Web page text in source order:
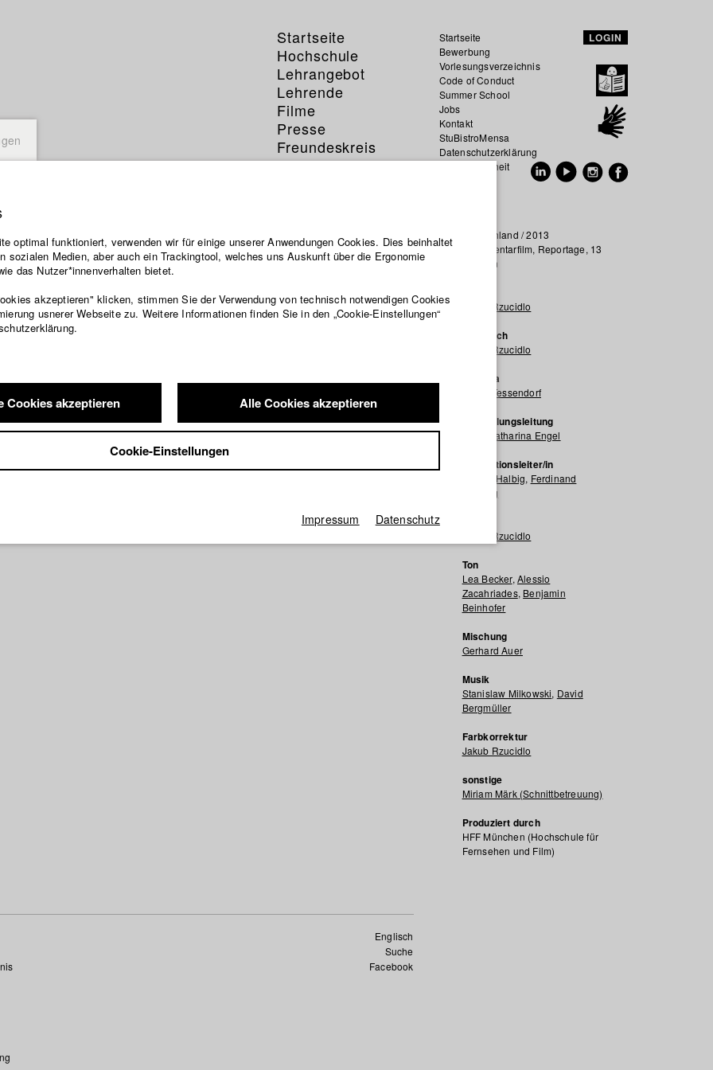
Startseite
Hochschule
Lehrangebot
Lehrende
Filme
Presse
Freundeskreis
Service
Startseite
Bewerbung
Vorlesungsverzeichnis
Code of Conduct
Summer School
Jobs
Kontakt
StuBistroMensa
Datenschutzerklärung
Datensicherheit
LOGIN
Musiker aus drei verschiedenen Genres aufeinander treffen und in einer
schreiben?
Deutschland / 2013
Dokumentarfilm, Reportage, 13
Minuten
Jakub Rzucidlo
Drehbuch
Jakub Rzucidlo
Kamera
Moritz Tessendorf
Herstellungsleitung
Anna Katharina Engel
Produktionsleiter/in
Fabian Halbig, Ferdinand
Freising
Jakub Rzucidlo
Ton
Lea Becker, Alessio
Zacahriades, Benjamin
Beinhofer
Mischung
Gerhard Auer
Musik
Stanislaw Milkowski, David
Bergmüller
Farbkorrektur
Jakub Rzucidlo
sonstige
Miriam Märk (Schnittbetreuung)
Produziert durch
HFF München (Hochschule für
Fernsehen und Film)
Englisch
Suche
Facebook
optimal funktioniert, verwenden wir für einige unserer Anwendungen Cookies. Dies beinhaltet
sozialen Medien, aber auch ein Trackingtool, welches uns Auskunft über die Ergonomie
das Nutzer*innenverhalten bietet.
akzeptieren" klicken, stimmen Sie der Verwendung von technisch notwendigen Cookies
usnerer Webseite zu. Weitere Informationen finden Sie in den „Cookie-Einstellungen“
Cookies akzeptieren Alle Cookies akzeptieren
Cookie-Einstellungen
Impressum Datenschutz